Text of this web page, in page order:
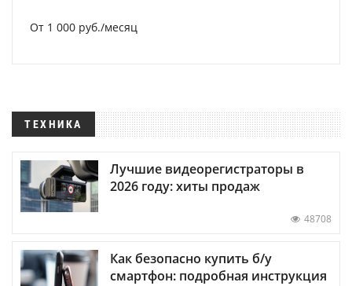
От 1 000 руб./месяц
ТЕХНИКА
Лучшие видеорегистраторы в
2026 году: хиты продаж
48708
Как безопасно купить б/у
смартфон: подробная инструкция